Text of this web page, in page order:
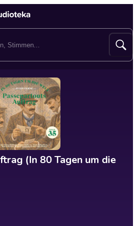
(In 80 Tagen um die